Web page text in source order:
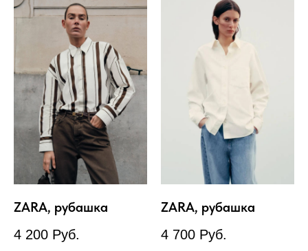
ZARA, рубашка
4 200 Руб.
ZARA, рубашка
4 700 Руб.